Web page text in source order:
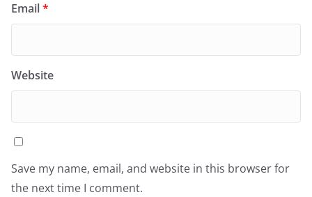
Email*
Website
Save my name, email, and website in this browser for
the next time I comment.